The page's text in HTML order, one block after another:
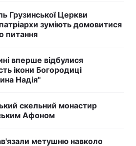
Грузинської Церкви
зуміють домовитися
питання
вперше відбулися
ікони Богородиці
Надія"
скельний монастир
Афоном
метушню навколо